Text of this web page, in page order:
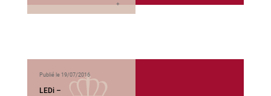
Publié le 19/07/2016
LEDi –